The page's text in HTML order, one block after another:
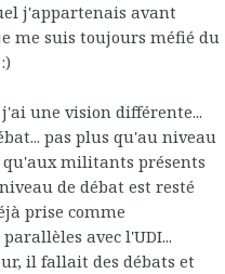
j'appartenais avant
me suis toujours méfié du
une vision différente...
pas plus qu'au niveau
qu'aux militants présents
de débat est resté
prise comme
avec l'UDI...
il fallait des débats et